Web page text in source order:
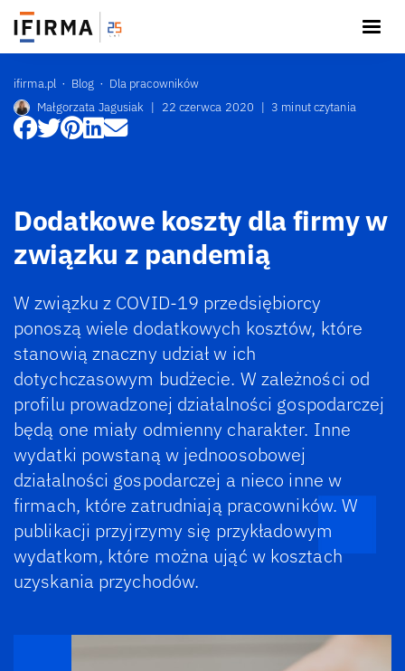
ifirma.pl Blog
Dla pracowników
Małgorzata Jagusiak | 22 czerwca 2020 | 3 minut czytania
Dodatkowe koszty dla firmy w
związku z pandemią
W związku z COVID-19 przedsiębiorcy
ponoszą wiele dodatkowych kosztów, które
stanowią znaczny udział w ich
dotychczasowym budżecie. W zależności od
profilu prowadzonej działalności gospodarczej
będą one miały odmienny charakter. Inne
wydatki powstaną w jednoosobowej
działalności gospodarczej a nieco inne w
firmach, które zatrudniają pracowników. W
publikacji przyjrzymy się przykładowym
wydatkom, które można ująć w kosztach
uzyskania przychodów.